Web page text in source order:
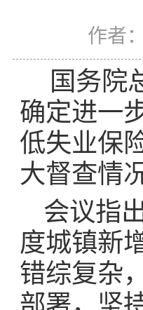
作者
国务院
确定进一
低失业保
大督查情
会议指
度城镇新
错综复杂